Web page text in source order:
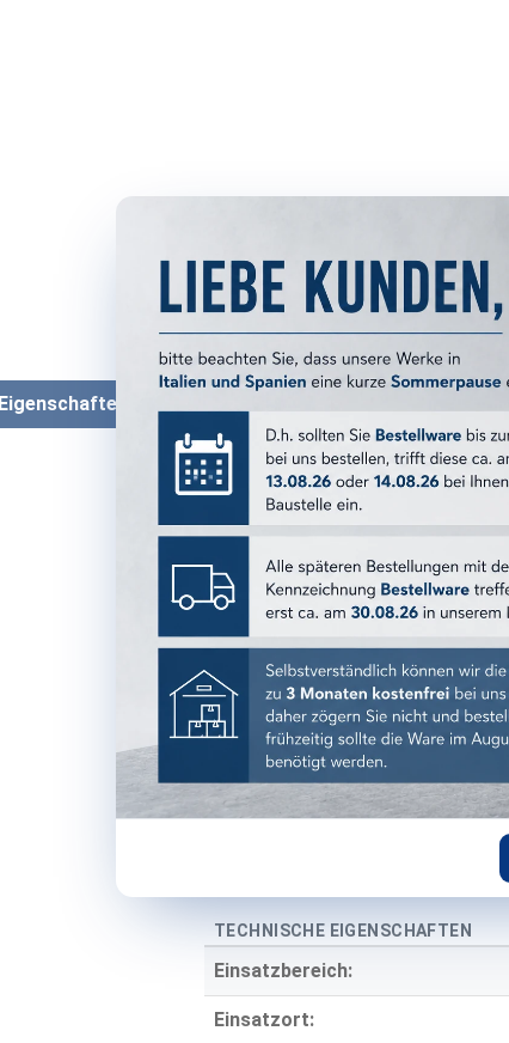
Eigenschaften
PRODUKTMERKMALE
Format:
Farbe:
Farbgruppe:
Oberfläche:
Optik:
Material:
TECHNISCHE EIGENSCHAFTEN
Einsatzbereich:
Einsatzort: